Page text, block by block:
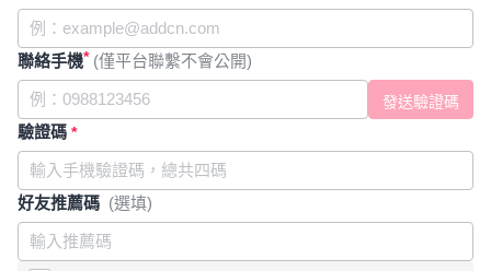
聯絡手機* (僅平台聯繫不會公開)
驗證碼 *
好友推薦碼 (選填)